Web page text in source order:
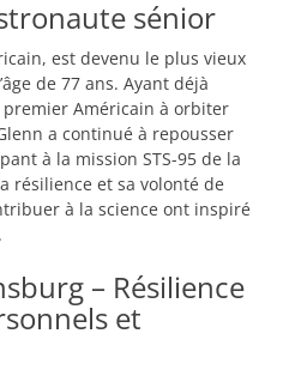
sénior
est devenu le plus vieux
de 77 ans. Ayant déjà
Américain à orbiter
a continué à repousser
à la mission STS-95 de la
résilience et sa volonté de
à la science ont inspiré
– Résilience
et